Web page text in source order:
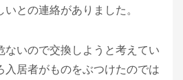
との連絡がありました。
ないので交換しようと考えてい
入居者がものをぶつけたのでは